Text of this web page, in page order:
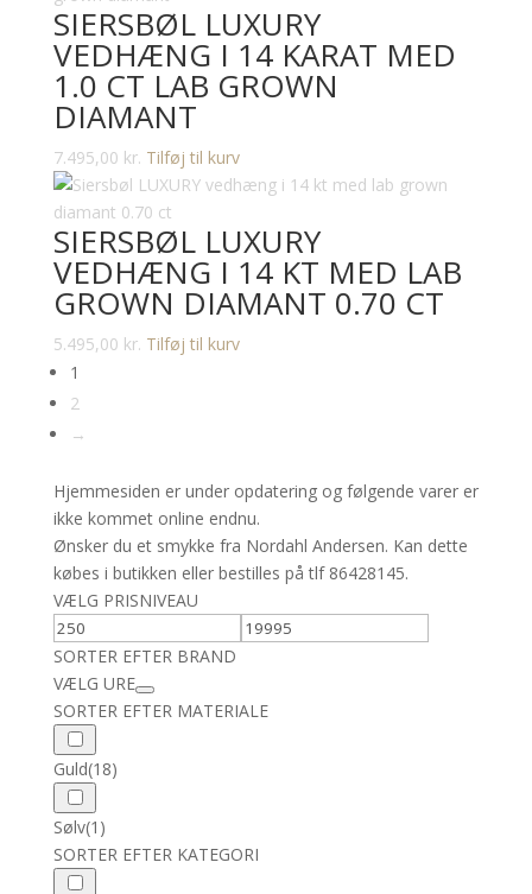
SIERSBØL LUXURY
VEDHÆNG I 14 KARAT MED
1.0 CT LAB GROWN
DIAMANT
7.495,00 kr. Tilføj til kurv
SIERSBØL LUXURY
VEDHÆNG I 14 KT MED LAB
GROWN DIAMANT 0.70 CT
5.495,00 kr. Tilføj til kurv
1
2
→
Hjemmesiden er under opdatering og følgende varer er
ikke kommet online endnu.
Ønsker du et smykke fra Nordahl Andersen. Kan dette
købes i butikken eller bestilles på tlf 86428145.
VÆLG PRISNIVEAU
SORTER EFTER BRAND
VÆLG URE
SORTER EFTER MATERIALE
Guld(18)
Sølv(1)
SORTER EFTER KATEGORI